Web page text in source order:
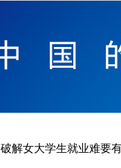
破解女大学生就业难要